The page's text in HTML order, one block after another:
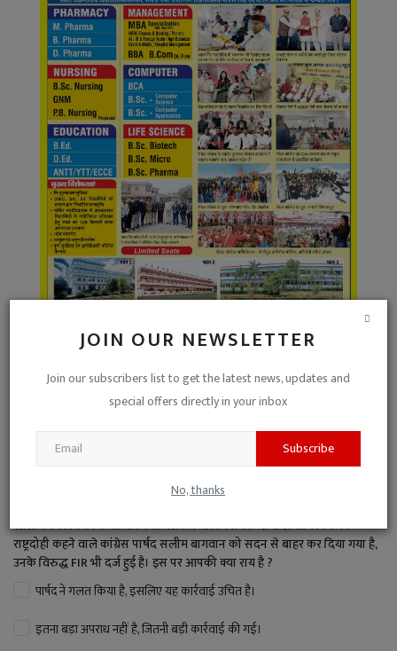
JOIN OUR NEWSLETTER
Join our subscribers list to get the latest news, updates and
special offers directly in your inbox
Subscribe
No, thanks
रतलाम नगर निगम के साधारण सम्मेलन में वीर विनायक दामोदर सावरकर को
राष्ट्रदोही कहने वाले कांग्रेस पार्षद सलीम बागवान को सदन से बाहर कर दिया गया है,
उनके विरुद्ध FIR भी दर्ज हुई है। इस पर आपकी क्या राय है ?
पार्षद ने गलत किया है, इसलिए यह कार्रवाई उचित है।
इतना बड़ा अपराध नहीं है, जितनी बड़ी कार्रवाई की गई।